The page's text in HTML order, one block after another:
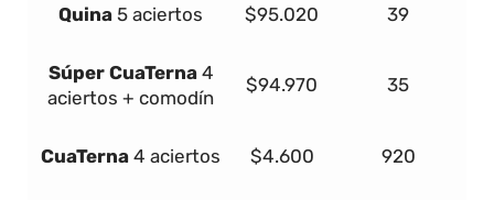
Quina 5 aciertos $95.020 39
Súper CuaTerna 4
aciertos + comodín
$94.970 35
CuaTerna 4 aciertos $4.600 920